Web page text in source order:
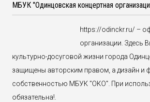
МБУК "Одинцовская концертная
https://odinckr.ru/ –
организации. Здесь
культурно-досуговой жизни города
защищены авторским правом, а дизайн и
собственностью МБУК "ОКО". При
обязательна!.